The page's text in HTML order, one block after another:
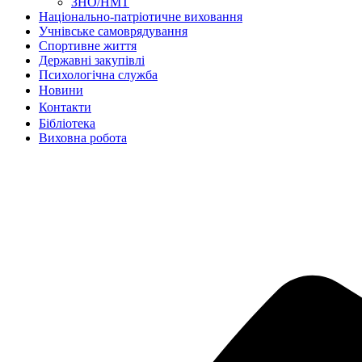
Національно-патріотичне виховання
Учнівське самоврядування
Спортивне життя
Державні закупівлі
Психологічна служба
Новиниㅤㅤㅤㅤ
Контактиㅤㅤㅤㅤㅤ
Бібліотека
Виховна робота